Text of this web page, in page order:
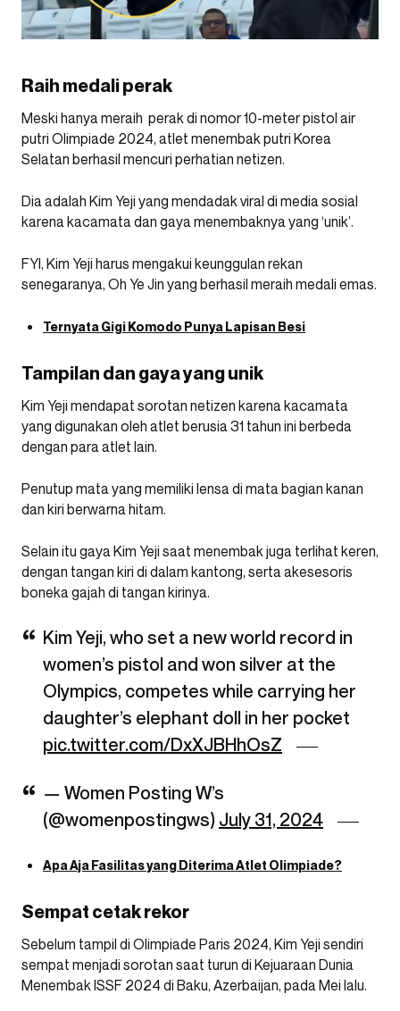
Raih medali perak
Meski hanya meraih perak di nomor 10-meter pistol air
putri Olimpiade 2024, atlet menembak putri Korea
Selatan berhasil mencuri perhatian netizen.
Dia adalah Kim Yeji yang mendadak viral di media sosial
karena kacamata dan gaya menembaknya yang ‘unik’.
FYI, Kim Yeji harus mengakui keunggulan rekan
senegaranya, Oh Ye Jin yang berhasil meraih medali emas.
Ternyata Gigi Komodo Punya Lapisan Besi
Tampilan dan gaya yang unik
Kim Yeji mendapat sorotan netizen karena kacamata
yang digunakan oleh atlet berusia 31 tahun ini berbeda
dengan para atlet lain.
Penutup mata yang memiliki lensa di mata bagian kanan
dan kiri berwarna hitam.
Selain itu gaya Kim Yeji saat menembak juga terlihat keren,
dengan tangan kiri di dalam kantong, serta akesesoris
boneka gajah di tangan kirinya.
Kim Yeji, who set a new world record in
women’s pistol and won silver at the
Olympics, competes while carrying her
daughter’s elephant doll in her pocket
pic.twitter.com/DxXJBHhOsZ
— Women Posting W’s
(@womenpostingws) July 31, 2024
Apa Aja Fasilitas yang Diterima Atlet Olimpiade?
Sempat cetak rekor
Sebelum tampil di Olimpiade Paris 2024, Kim Yeji sendiri
sempat menjadi sorotan saat turun di Kejuaraan Dunia
Menembak ISSF 2024 di Baku, Azerbaijan, pada Mei lalu.